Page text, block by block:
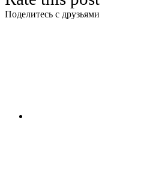
Поделитесь с друзьями